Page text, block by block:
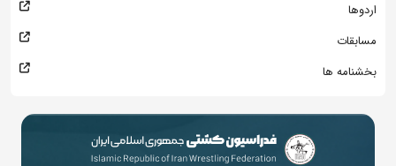
اردوها
مسابقات
بخشنامه ها